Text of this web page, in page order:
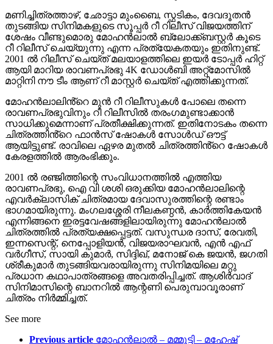
മണിച്ചിത്രത്താഴ്, ഛോട്ടാ മുംബൈ, സ്ഫടികം, ദേവദൂതൻ
തുടങ്ങിയ സിനിമകളുടെ സൂപ്പർ റീ റിലീസ് വിജയത്തിന്
ശേഷം വീണ്ടുമൊരു മോഹൻലാൽ ബ്ലോക്ക്ബസ്റ്റർ കൂടെ
റീ റിലീസ് ചെയ്യുന്നു എന്ന പ്രത്യേകതയും ഇതിനുണ്ട്.
2001 ൽ റിലീസ് ചെയ്ത് മലയാളത്തിലെ ഇയർ ടോപ്പർ ഹിറ്റ്
ആയി മാറിയ രാവണപ്രഭു 4K ഡോൾബി അറ്റ്മോസിൽ
മാറ്റിനി നൗ ടീം ആണ് റീ മാസ്റ്റർ ചെയ്ത് എത്തിക്കുന്നത്.
മോഹൻലാലിൻ്റെ മുൻ റീ റിലീസുകൾ പോലെ തന്നെ
രാവണപ്രഭുവിനും റീ റിലീസിൽ തരംഗമുണ്ടാക്കാൻ
സാധിക്കുമെന്നാണ് പ്രതീക്ഷിക്കുന്നത്. ഇതിനോടകം തന്നെ
ചിത്രത്തിൻ്റെ ഫാൻസ് ഷോകൾ സോൾഡ് ഔട്ട്
ആയിട്ടുണ്ട്. രാവിലെ ഏഴര മുതൽ ചിത്രത്തിൻ്റെ ഷോകൾ
കേരളത്തിൽ ആരംഭിക്കും.
2001 ൽ രഞ്ജിത്തിന്റെ സംവിധാനത്തിൽ എത്തിയ
രാവണപ്രഭു, ഐ വി ശശി ഒരുക്കിയ മോഹൻലാലിന്റെ
എവർക്ലാസിക് ചിത്രമായ ദേവാസുരത്തിന്റെ രണ്ടാം
ഭാഗമായിരുന്നു. മംഗലശ്ശേരി നീലകണ്ഠൻ, കാർത്തികേയൻ
എന്നിങ്ങനെ ഇരട്ടവേഷങ്ങളിലായിരുന്നു മോഹൻലാൽ
ചിത്രത്തിൽ പ്രത്യക്ഷപ്പെട്ടത്. വസുന്ധര ദാസ്, രേവതി,
ഇന്നസെന്റ്, നെപ്പോളിയൻ, വിജയരാഘവൻ, എൻ എഫ്
വർഗീസ്, സായി കുമാർ, സിദ്ദിഖ്, മനോജ് കെ ജയൻ, ജഗതി
ശ്രീകുമാർ തുടങ്ങിയവരായിരുന്നു സിനിമയിലെ മറ്റു
പ്രധാന കഥാപാത്രങ്ങളെ അവതരിപ്പിച്ചത്. ആശിർവാദ്
സിനിമാസിന്റെ ബാനറിൽ ആന്റണി പെരുമ്പാവൂരാണ്
ചിത്രം നിർമ്മിച്ചത്.
See more
Previous article മോഹൻലാൽ – മമ്മൂട്ടി – മഹേഷ്